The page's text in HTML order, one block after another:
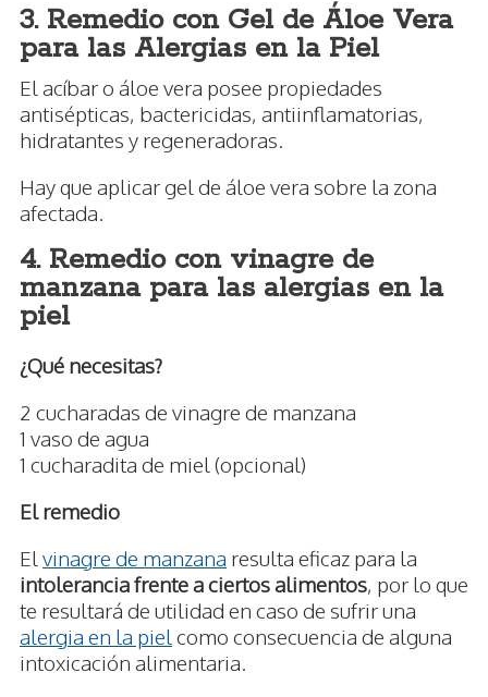
3. Remedio con Gel de Áloe Vera
para las Alergias en la Piel
El acíbar o áloe vera posee propiedades
antisépticas, bactericidas, antiinflamatorias,
hidratantes y regeneradoras.
Hay que aplicar gel de áloe vera sobre la zona
afectada.
4. Remedio con vinagre de
manzana para las alergias en la
piel
¿Qué necesitas?
2 cucharadas de vinagre de manzana
1 vaso de agua
1 cucharadita de miel (opcional)
El remedio
El vinagre de manzana resulta eficaz para la
intolerancia frente a ciertos alimentos, por lo que
te resultará de utilidad en caso de sufrir una
alergia en la piel como consecuencia de alguna
intoxicación alimentaria.